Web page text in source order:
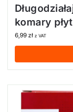
komary
6,99 zł z VAT